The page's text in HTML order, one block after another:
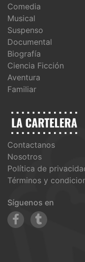
Comedia
Musical
Suspenso
Documental
Biografía
Ciencia Ficción
Aventura
Familiar
Contactanos
Nosotros
Política de
Términos y
Síguenos en